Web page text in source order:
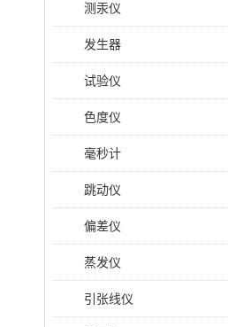
测汞仪
发生器
试验仪
色度仪
毫秒计
跳动仪
偏差仪
蒸发仪
引张线仪